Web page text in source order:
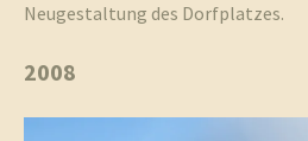
Neugestaltung des Dorfplatzes.
2008